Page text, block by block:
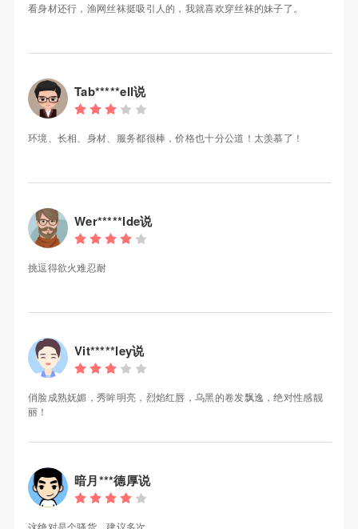
看身材还行，渔网丝袜挺吸引人的，我就喜欢穿丝袜的妹子了。
Tab*****ell说
环境、长相、身材、服务都很棒，价格也十分公道！太羡慕了！
Wer*****lde说
挑逗得欲火难忍耐
Vit*****ley说
俏脸成熟妩媚，秀眸明亮，烈焰红唇，乌黑的卷发飘逸，绝对性感靓
丽！
暗月***德厚说